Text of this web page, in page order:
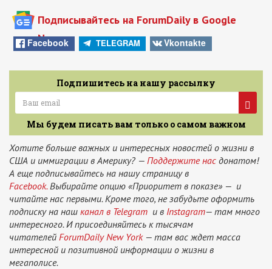
Подписывайтесь на ForumDaily в Google
News
Facebook TELEGRAM Vkontakte
Подпишитесь на нашу рассылку
Мы будем писать вам только о самом важном
Хотите больше важных и интересных новостей о жизни в
США и иммиграции в Америку? — Поддержите нас донатом!
А еще подписывайтесь на нашу страницу в
Facebook.Выбирайте опцию «Приоритет в показе» — и
читайте нас первыми. Кроме того, не забудьте оформить
подписку на наш канал в Telegram и в Instagram— там много
интересного. И присоединяйтесь к тысячам
читателей ForumDaily New York— там вас ждет масса
интересной и позитивной информации о жизни в
мегаполисе.